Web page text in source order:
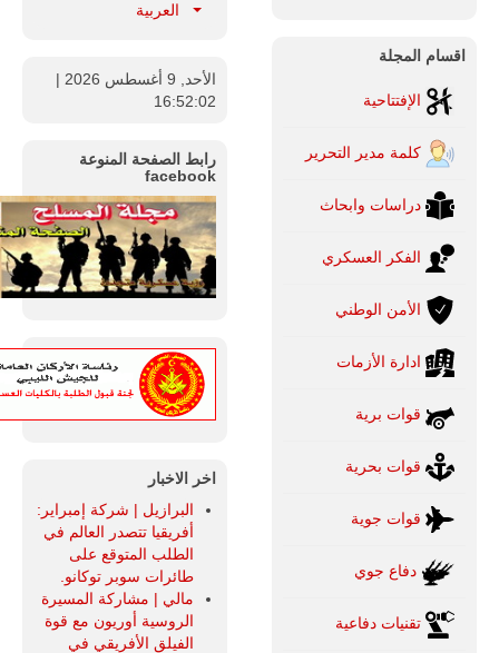
اقسام المجلة
الإفتتاحية
كلمة مدير التحرير
دراسات وابحاث
الفكر العسكري
الأمن الوطني
ادارة الأزمات
قوات برية
قوات بحرية
قوات جوية
دفاع جوي
تقنيات دفاعية
العربية
الأحد, 9 أغسطس 2026
|
16:52:04
رابط الصفحة المنوعة
facebook
اخر الاخبار
البرازيل | شركة إمبراير:
أفريقيا تتصدر العالم في
الطلب المتوقع على
طائرات سوبر توكانو.
مالي | مشاركة المسيرة
الروسية أوريون مع قوة
الفيلق الأفريقي في